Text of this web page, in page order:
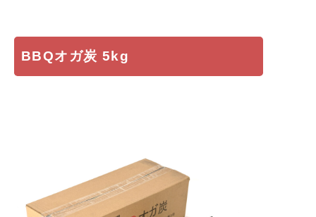
BBQオガ炭 5kg